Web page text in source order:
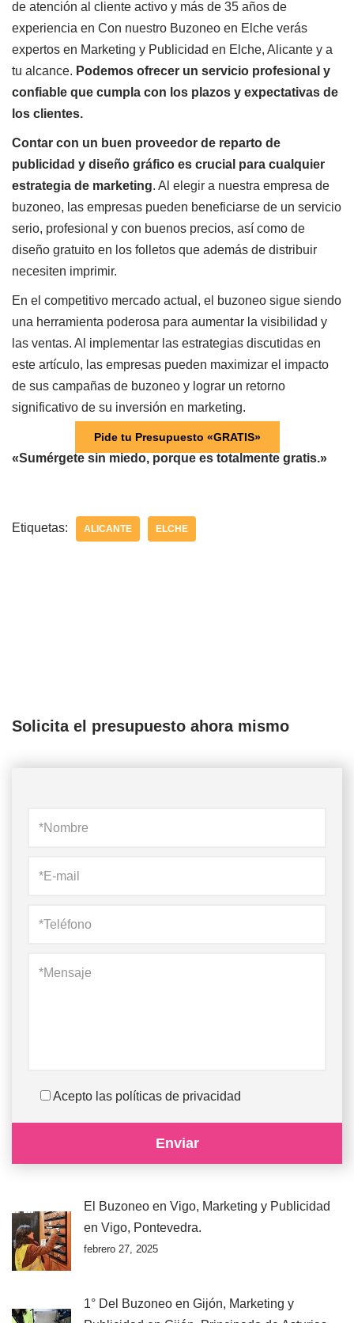
de atención al cliente activo y más de 35 años de
experiencia en Con nuestro Buzoneo en Elche verás
expertos en Marketing y Publicidad en Elche, Alicante y a
tu alcance. Podemos ofrecer un servicio profesional y
confiable que cumpla con los plazos y expectativas de
los clientes.
Contar con un buen proveedor de reparto de
publicidad y diseño gráfico es crucial para cualquier
estrategia de marketing. Al elegir a nuestra empresa de
buzoneo, las empresas pueden beneficiarse de un servicio
serio, profesional y con buenos precios, así como de
diseño gratuito en los folletos que además de distribuir
necesiten imprimir.
En el competitivo mercado actual, el buzoneo sigue siendo
una herramienta poderosa para aumentar la visibilidad y
las ventas. Al implementar las estrategias discutidas en
este artículo, las empresas pueden maximizar el impacto
de sus campañas de buzoneo y lograr un retorno
significativo de su inversión en marketing.
Pide tu Presupuesto «GRATIS»
«Sumérgete sin miedo, porque es totalmente gratis.»
Etiquetas: ALICANTE ELCHE
Solicita el presupuesto ahora mismo
Acepto las políticas de privacidad
El Buzoneo en Vigo, Marketing y Publicidad
en Vigo, Pontevedra.
febrero 27, 2025
1° Del Buzoneo en Gijón, Marketing y